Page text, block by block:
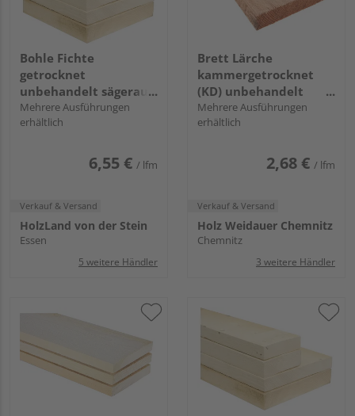
Bohle Fichte
getrocknet
unbehandelt sägerau
GK I/III
Mehrere Ausführungen
erhältlich
6,55 € / lfm
Verkauf & Versand
HolzLand von der Stein
Essen
5 weitere Händler
Brett Lärche
kammergetrocknet
(KD) unbehandelt
sägerau GK I/III
Mehrere Ausführungen
erhältlich
2,68 € / lfm
Verkauf & Versand
Holz Weidauer Chemnitz
Chemnitz
3 weitere Händler